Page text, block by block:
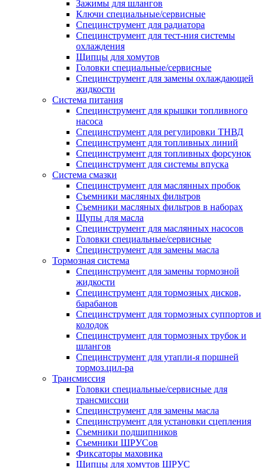
Зажимы для шлангов
Ключи специальные/сервисные
Специнструмент для радиатора
Специнструмент для тест-ния системы
охлаждения
Щипцы для хомутов
Головки специальные/сервисные
Специнструмент для замены охлаждающей
жидкости
Система питания
Специнструмент для крышки топливного
насоса
Специнструмент для регулировки ТНВД
Специнструмент для топливных линий
Специнструмент для топливных форсунок
Специнструмент для системы впуска
Система смазки
Специнструмент для маслянных пробок
Съемники масляных фильтров
Съемники масляных фильтров в наборах
Щупы для масла
Специнструмент для маслянных насосов
Головки специальные/сервисные
Специнструмент для замены масла
Тормозная система
Специнструмент для замены тормозной
жидкости
Специнструмент для тормозных дисков,
барабанов
Специнструмент для тормозных суппортов и
колодок
Специнструмент для тормозных трубок и
шлангов
Специнструмент для утапли-я поршней
тормоз.цил-ра
Трансмиссия
Головки специальные/сервисные для
трансмиссии
Специнструмент для замены масла
Специнструмент для установки сцепления
Съемники подшипников
Съемники ШРУСов
Фиксаторы маховика
Щипцы для хомутов ШРУС